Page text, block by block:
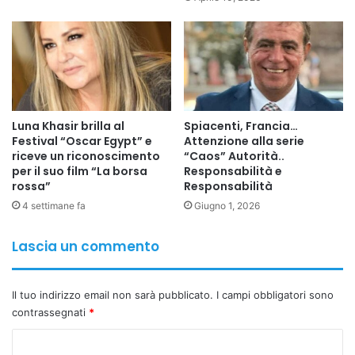
​Luna Khasir brilla al
Festival “Oscar Egypt” e
riceve un riconoscimento
per il suo film “La borsa
rossa”
4 settimane fa
Spiacenti, Francia…
Attenzione alla serie
“Caos” Autorità..
Responsabilità e
Responsabilità
Giugno 1, 2026
Lascia un commento
Il tuo indirizzo email non sarà pubblicato. I campi obbligatori sono
contrassegnati *